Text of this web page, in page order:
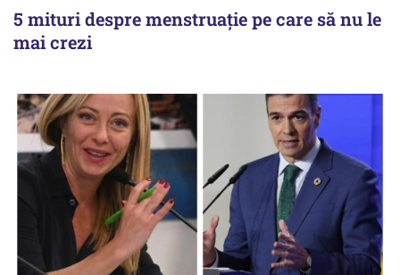
5 mituri despre menstruație pe care să nu le
mai crezi